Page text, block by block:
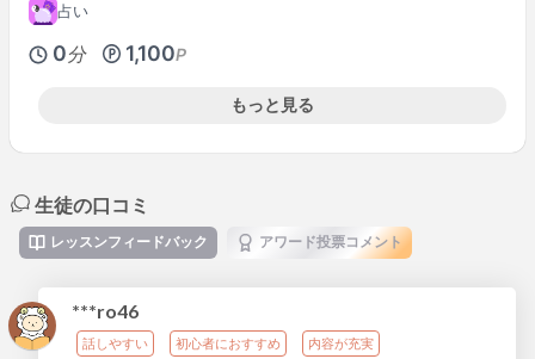
占い
0分 1,100P
もっと見る
生徒の口コミ
レッスンフィードバック アワード投票コメント
***ro46
話しやすい 初心者におすすめ 内容が充実